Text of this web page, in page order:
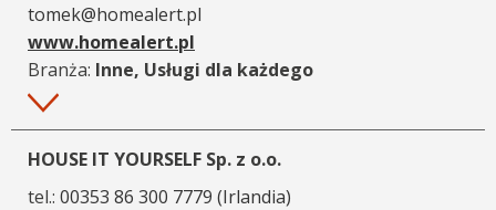
tomek@homealert.pl
www.homealert.pl
Branża: Inne, Usługi dla każdego
Więcej
HOUSE IT YOURSELF Sp. z o.o.
tel.: 00353 86 300 7779 (Irlandia)